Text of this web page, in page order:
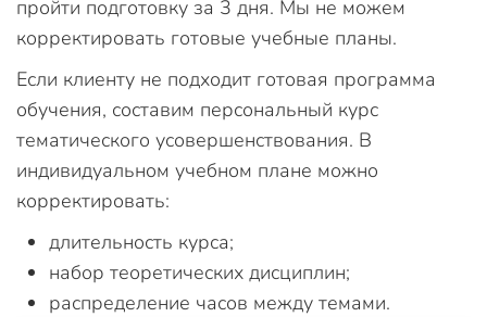
пройти подготовку за 3 дня. Мы не можем
корректировать готовые учебные планы.
Если клиенту не подходит готовая программа
обучения, составим персональный курс
тематического усовершенствования. В
индивидуальном учебном плане можно
корректировать:
длительность курса;
набор теоретических дисциплин;
распределение часов между темами.